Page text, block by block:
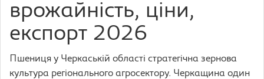
врожайність, ціни,
експорт 2026
Пшениця у Черкаській області стратегічна зернова
культура регіонального агросектору. Черкащина один